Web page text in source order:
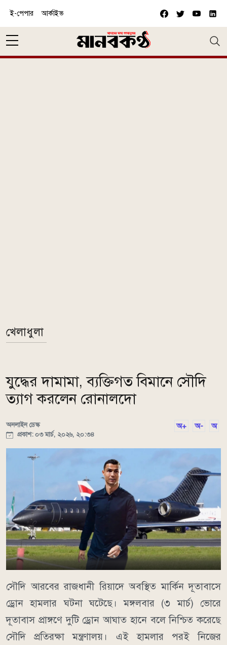
ই-পেপার আর্কাইভ
খেলাধুলা
যুদ্ধের দামামা, ব্যক্তিগত বিমানে সৌদি
ত্যাগ করলেন রোনালদো
অনলাইন ডেস্ক
প্রকাশ: ০৩ মার্চ, ২০২৬, ২০:৩৪
অ+ অ- অ
সৌদি আরবের রাজধানী রিয়াদে অবস্থিত মার্কিন দূতাবাসে
ড্রোন হামলার ঘটনা ঘটেছে। মঙ্গলবার (৩ মার্চ) ভোরে
দূতাবাস প্রাঙ্গণে দুটি ড্রোন আঘাত হানে বলে নিশ্চিত করেছে
সৌদি প্রতিরক্ষা মন্ত্রণালয়। এই হামলার পরই নিজের